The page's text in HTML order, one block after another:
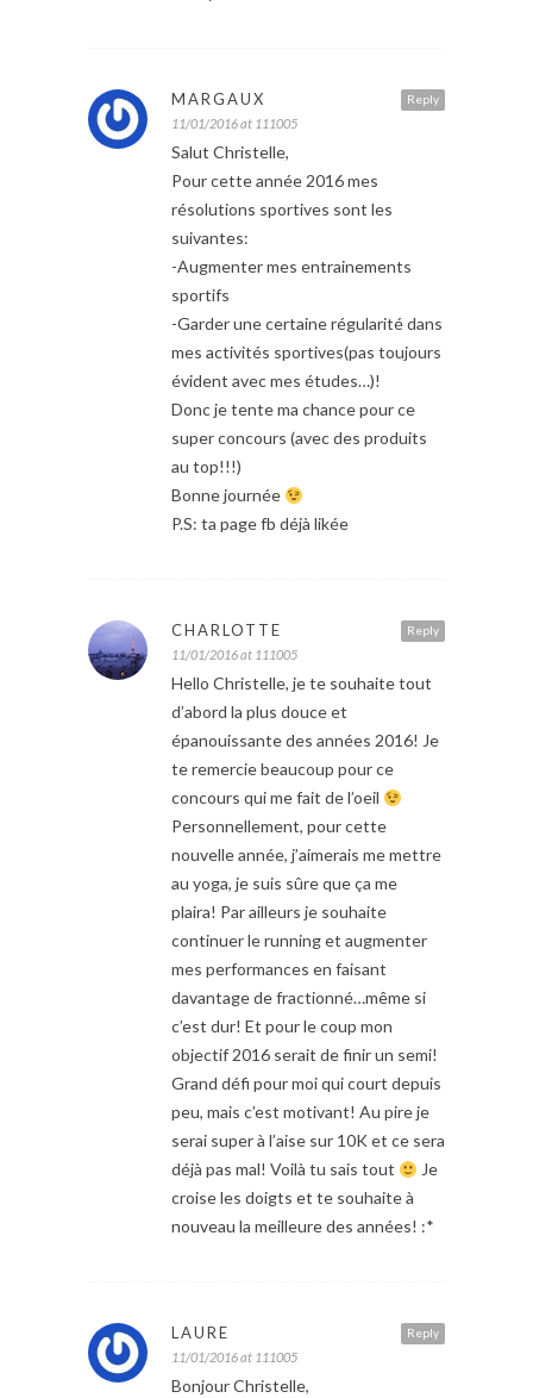
Reply
MARGAUX
11/01/2016 at 111005
Salut Christelle,
Pour cette année 2016 mes
résolutions sportives sont les
suivantes:
-Augmenter mes entrainements
sportifs
-Garder une certaine régularité dans
mes activités sportives(pas toujours
évident avec mes études…)!
Donc je tente ma chance pour ce
super concours (avec des produits
au top!!!)
Bonne journée
P.S: ta page fb déjà likée
Reply
CHARLOTTE
11/01/2016 at 111005
Hello Christelle, je te souhaite tout
d’abord la plus douce et
épanouissante des années 2016! Je
te remercie beaucoup pour ce
concours qui me fait de l’oeil
Personnellement, pour cette
nouvelle année, j’aimerais me mettre
au yoga, je suis sûre que ça me
plaira! Par ailleurs je souhaite
continuer le running et augmenter
mes performances en faisant
davantage de fractionné…même si
c’est dur! Et pour le coup mon
objectif 2016 serait de finir un semi!
Grand défi pour moi qui court depuis
peu, mais c’est motivant! Au pire je
serai super à l’aise sur 10K et ce sera
déjà pas mal! Voilà tu sais tout
Je
croise les doigts et te souhaite à
nouveau la meilleure des années! :*
Reply
LAURE
11/01/2016 at 111005
Bonjour Christelle,